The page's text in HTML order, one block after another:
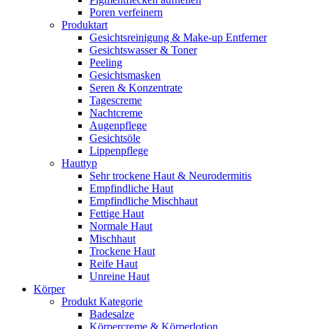
Poren verfeinern
Produktart
Gesichtsreinigung & Make-up Entferner
Gesichtswasser & Toner
Peeling
Gesichtsmasken
Seren & Konzentrate
Tagescreme
Nachtcreme
Augenpflege
Gesichtsöle
Lippenpflege
Hauttyp
Sehr trockene Haut & Neurodermitis
Empfindliche Haut
Empfindliche Mischhaut
Fettige Haut
Normale Haut
Mischhaut
Trockene Haut
Reife Haut
Unreine Haut
Körper
Produkt Kategorie
Badesalze
Körpercreme & Körperlotion